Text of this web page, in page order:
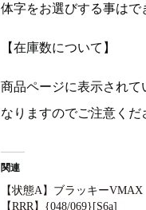
体字をお選びする事はで
【在庫数について】
商品ページに表示され
なりますのでご注意くだ
関連
【状態A】ブラッキーVMAX
【RRR】{048/069}[S6a]